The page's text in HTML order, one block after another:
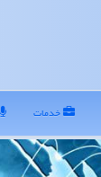
خدمات